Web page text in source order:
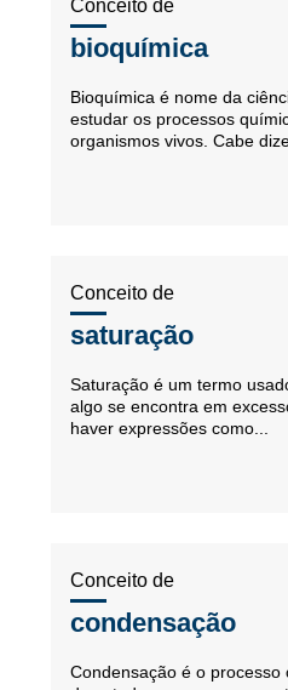
Conceito de
bioquímica
Bioquímica é nome da
estudar os processos
organismos vivos. Cabe
Conceito de
saturação
Saturação é um termo
algo se encontra em
haver expressões como...
Conceito de
condensação
Condensação é o